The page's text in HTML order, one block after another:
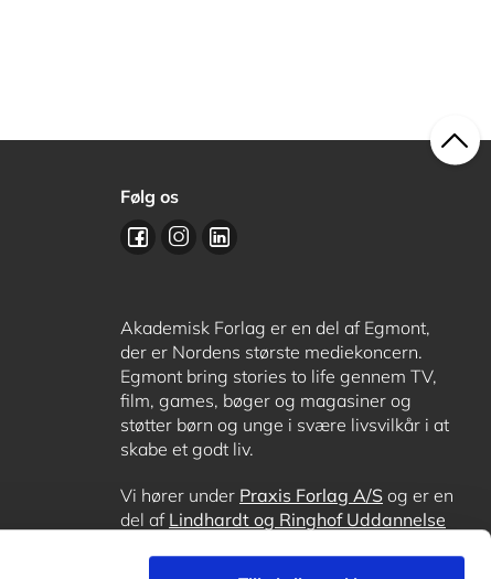
Følg os
Akademisk Forlag er en del af Egmont,
der er Nordens største mediekoncern.
Egmont bring stories to life gennem TV,
film, games, bøger og magasiner og
støtter børn og unge i svære livsvilkår i at
skabe et godt liv.
Vi hører under Praxis Forlag A/S og er en
del af Lindhardt og Ringhof Uddannelse